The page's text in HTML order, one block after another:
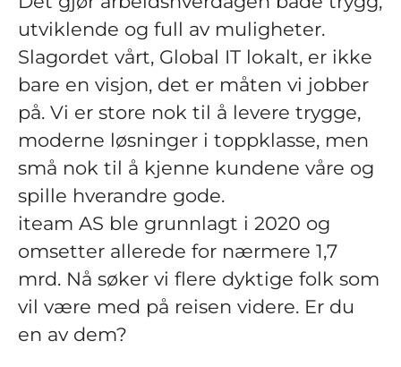
utviklende og full av muligheter.
Slagordet vårt, Global IT lokalt, er ikke
bare en visjon, det er måten vi jobber
på. Vi er store nok til å levere trygge,
moderne løsninger i toppklasse, men
små nok til å kjenne kundene våre og
spille hverandre gode.
iteam AS ble grunnlagt i 2020 og
omsetter allerede for nærmere 1,7
mrd. Nå søker vi flere dyktige folk som
vil være med på reisen videre. Er du
en av dem?